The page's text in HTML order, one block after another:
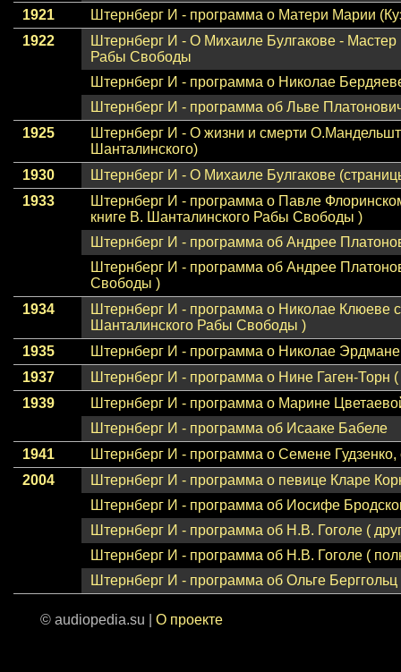
1921
Штернберг И - программа о Матери Марии
1922
Штернберг И - О Михаиле Булгакове -
Рабы Свободы
Штернберг И - программа о Николае
Штернберг И - программа об Льве
1925
Штернберг И - О жизни и смерти
Шанталинского)
1930
Штернберг И - О Михаиле Булгакове
1933
Штернберг И - программа о Павле
книге В. Шанталинского Рабы Свободы )
Штернберг И - программа об Андрее
Штернберг И - программа об Андрее
Свободы )
1934
Штернберг И - программа о Николае Клюеве
Шанталинского Рабы Свободы )
1935
Штернберг И - программа о Николае
1937
Штернберг И - программа о Нине Гаген-Торн
1939
Штернберг И - программа о Марине
Штернберг И - программа об Исааке Бабеле
1941
Штернберг И - программа о Семене
2004
Штернберг И - программа о певице Кларе
Штернберг И - программа об Иосифе
Штернберг И - программа об Н.В. Гоголе (
Штернберг И - программа об Н.В. Гоголе (
Штернберг И - программа об Ольге
© audiopedia.su | О проекте